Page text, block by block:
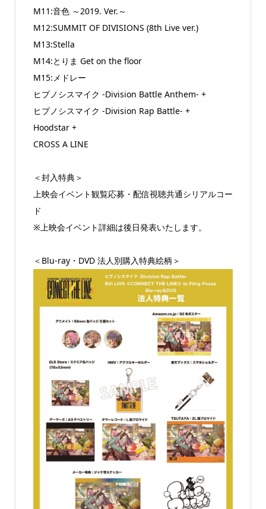
M11:音色 ～2019. Ver.～
M12:SUMMIT OF DIVISIONS (8th Live ver.)
M13:Stella
M14:とりま Get on the floor
M15:メドレー
ヒプノシスマイク -Division Battle Anthem- +
ヒプノシスマイク -Division Rap Battle- +
Hoodstar +
CROSS A LINE
＜封入特典＞
上映会イベント観覧応募・配信視聴共通シリアルコー
ド
※上映会イベント詳細は後日発表いたします。
＜Blu-ray・DVD 法人別購入特典絵柄＞